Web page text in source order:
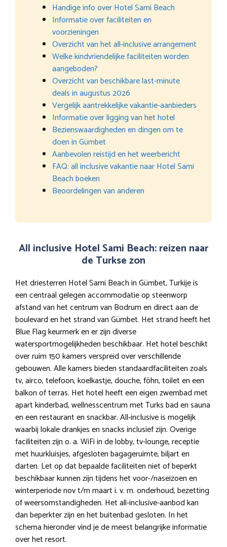
Handige info over Hotel Sami Beach
Informatie over faciliteiten en
voorzieningen
Overzicht van het all-inclusive arrangement
Welke kindvriendelijke faciliteiten worden
aangeboden?
Overzicht van beschikbare last-minute
deals in augustus 2026
Vergelijk aantrekkelijke vakantie-aanbieders
Informatie over ligging van het hotel
Bezienswaardigheden en dingen om te
doen in Gümbet
Aanbevolen reistijd en het weerbericht
FAQ: all inclusive vakantie naar Hotel Sami
Beach boeken
Beoordelingen van anderen
All inclusive Hotel Sami Beach: reizen naar
de Turkse zon
Het driesterren Hotel Sami Beach in Gümbet, Turkije is
een centraal gelegen accommodatie op steenworp
afstand van het centrum van Bodrum en direct aan de
boulevard en het strand van Gümbet. Het strand heeft het
Blue Flag keurmerk en er zijn diverse
watersportmogelijkheden beschikbaar. Het hotel beschikt
over ruim 150 kamers verspreid over verschillende
gebouwen. Alle kamers bieden standaardfaciliteiten zoals
tv, airco, telefoon, koelkastje, douche, föhn, toilet en een
balkon of terras. Het hotel heeft een eigen zwembad met
apart kinderbad, wellnesscentrum met Turks bad en sauna
en een restaurant en snackbar. All-inclusive is mogelijk
waarbij lokale drankjes en snacks inclusief zijn. Overige
faciliteiten zijn o. a. WiFi in de lobby, tv-lounge, receptie
met huurkluisjes, afgesloten bagageruimte, biljart en
darten. Let op dat bepaalde faciliteiten niet of beperkt
beschikbaar kunnen zijn tijdens het voor-/naseizoen en
winterperiode nov t/m maart i. v. m. onderhoud, bezetting
of weersomstandigheden. Het all-inclusive-aanbod kan
dan beperkter zijn en het buitenbad gesloten. In het
schema hieronder vind je de meest belangrijke informatie
over het resort.